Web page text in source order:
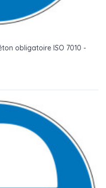
obligatoire ISO 7010 -